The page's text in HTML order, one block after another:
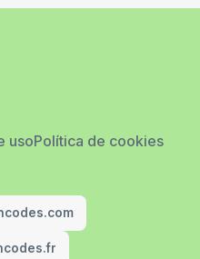
usoPolítica de cookies